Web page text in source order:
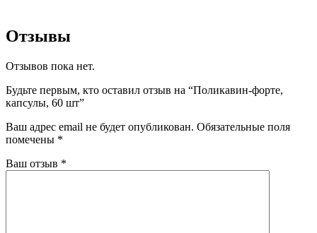
Отзывы
Отзывов пока нет.
Будьте первым, кто оставил отзыв на “Поликавин-форте,
капсулы, 60 шт”
Ваш адрес email не будет опубликован. Обязательные поля
помечены *
Ваш отзыв *